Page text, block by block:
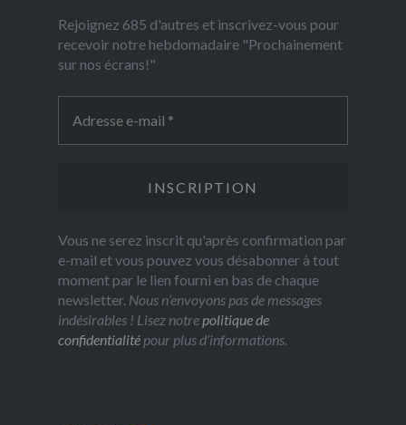
Rejoignez 685 d'autres et inscrivez-vous pour
recevoir notre hebdomadaire "Prochainement
sur nos écrans!"
Vous ne serez inscrit qu'après confirmation par
e-mail et vous pouvez vous désabonner à tout
moment par le lien fourni en bas de chaque
newsletter. Nous n’envoyons pas de messages
indésirables ! Lisez notrepolitique de
confidentialitépour plus d’informations.